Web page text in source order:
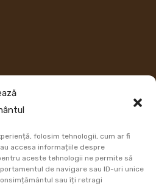
folosim tehnologii, cum ar fi
accesa informațiile despre
aceste tehnologii ne permite să
de navigare sau ID-uri unice
sau îți retragi